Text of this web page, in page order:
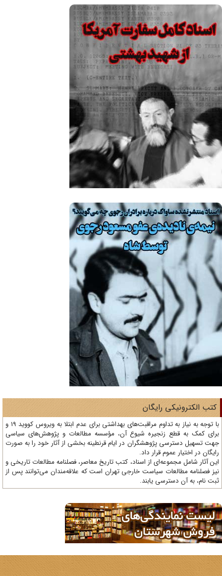
الکترونیکی رایگان
با توجه به نیاز به تداوم مراقبت‌های بهداشتی برای عدم ابتلا به ویروس کووید 19 و
کمک به قطع زنجیره شیوع آن، مؤسسه مطالعات و پژوهش‌های سیاسی
تسهیل دسترسی پژوهشگران در ایام قرنطینه بخشی از آثار خود را به صورت
در اختیار عموم قرار داد.
آثار شامل مجموعه‌ای از اسناد، کتب تاریخ معاصر، فصلنامه‌ مطالعات تاریخی و
فصلنامه مطالعات سیاست خارجی تهران است که علاقه‌مندان می‌توانند پس از
نام، به آن دسترسی یابند.